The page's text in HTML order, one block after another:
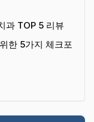
과 TOP 5 리뷰
한 5가지 체크포